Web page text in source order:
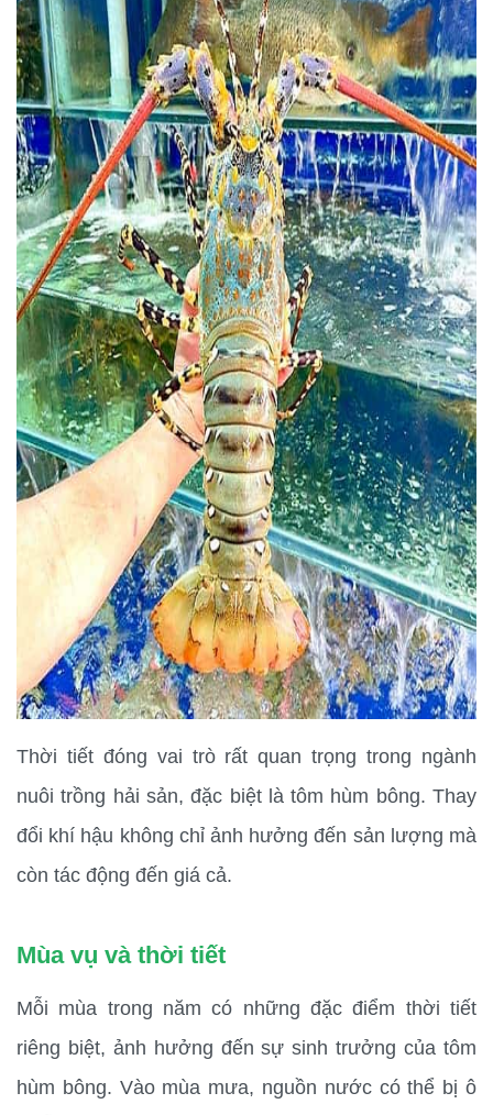
Thời tiết đóng vai trò rất quan trọng trong ngành
nuôi trồng hải sản, đặc biệt là tôm hùm bông. Thay
đổi khí hậu không chỉ ảnh hưởng đến sản lượng mà
còn tác động đến giá cả.
Mùa vụ và thời tiết
Mỗi mùa trong năm có những đặc điểm thời tiết
riêng biệt, ảnh hưởng đến sự sinh trưởng của tôm
hùm bông. Vào mùa mưa, nguồn nước có thể bị ô